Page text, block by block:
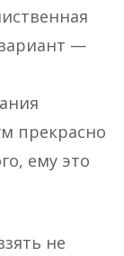
—
прекрасно
ему это
не